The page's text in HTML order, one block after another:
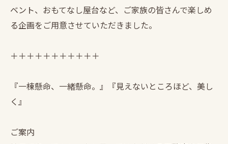
ベント、おもてなし屋台など、ご家族の皆さんで楽しめ
る企画をご用意させていただきました。
＋＋＋＋＋＋＋＋＋＋＋
『一棟懸命、一緒懸命。』『見えないところほど、美し
く』
ご案内